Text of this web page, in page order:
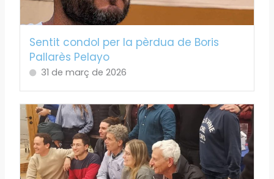
Sentit condol per la pèrdua de Boris
Pallarès Pelayo
31 de març de 2026